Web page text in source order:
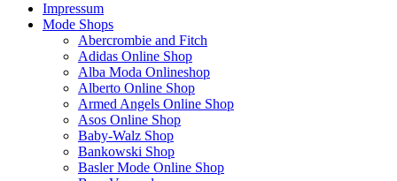
Impressum
Mode Shops
Abercrombie and Fitch
Adidas Online Shop
Alba Moda Onlineshop
Alberto Online Shop
Armed Angels Online Shop
Asos Online Shop
Baby-Walz Shop
Bankowski Shop
Basler Mode Online Shop